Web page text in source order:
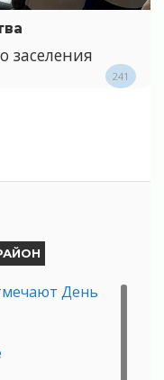
заселения
241
День